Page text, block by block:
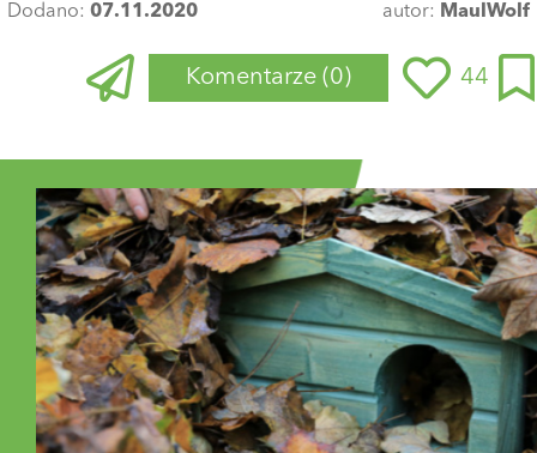
Dodano: 07.11.2020 autor: MaulWolf
Komentarze (0) 44